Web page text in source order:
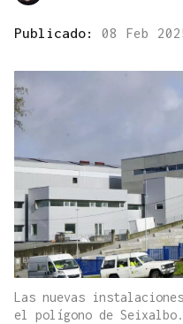
Publicado: 08 Feb
Las nuevas
el polígono de Seixalbo.